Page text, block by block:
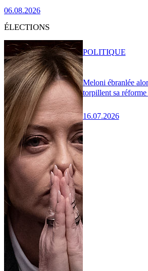
06.08.2026
ÉLECTIONS
Meloni ébranlée
torpillent sa réforme
16.07.2026
POLITIQUE